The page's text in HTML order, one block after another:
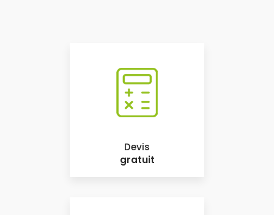
Devis
gratuit